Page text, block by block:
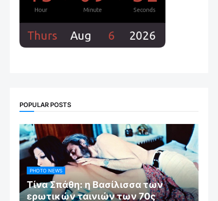
POPULAR POSTS
PHOTO NEWS
Τίνα Σπάθη: η Βασίλισσα των
ερωτικών ταινιών των 70ς